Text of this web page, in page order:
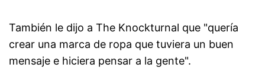
También le dijo a The Knockturnal que "quería
crear una marca de ropa que tuviera un buen
mensaje e hiciera pensar a la gente".